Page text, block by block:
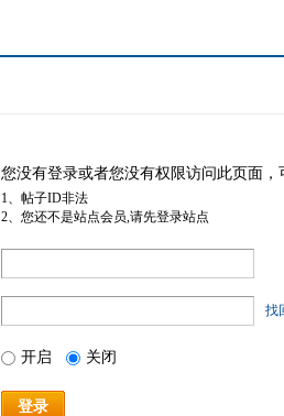
您没有登录或者您没有权限访问此页面
1、帖子ID非法
2、您还不是站点会员,请先登录站点
找
开启 关闭
登录